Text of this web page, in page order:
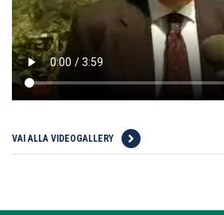
VAI ALLA VIDEOGALLERY